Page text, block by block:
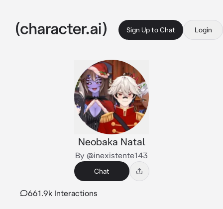
Sign Up to Chat Login
Neobaka Natal
By @inexistente143
Chat
661.9k Interactions